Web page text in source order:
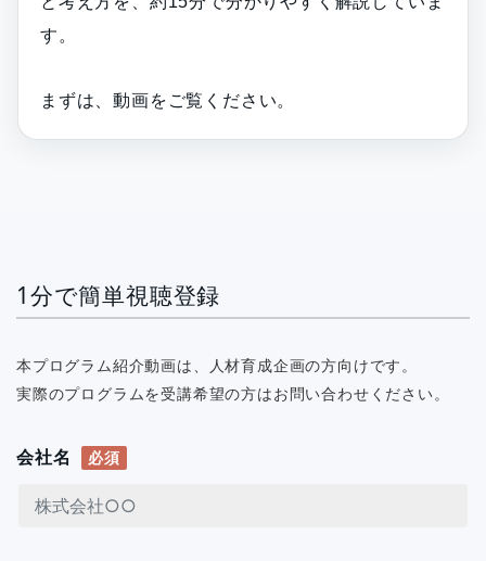
す。
まずは、動画をご覧ください。
1分で簡単視聴登録
本プログラム紹介動画は、人材育成企画の方向けです。
実際のプログラムを受講希望の方はお問い合わせください。
会社名 必須